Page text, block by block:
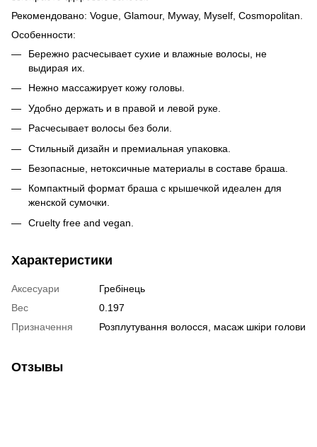
Рекомендовано: Vogue, Glamour, Myway, Myself, Cosmopolitan.
Особенности:
Бережно расчесывает сухие и влажные волосы, не
выдирая их.
Нежно массажирует кожу головы.
Удобно держать и в правой и левой руке.
Расчесывает волосы без боли.
Стильный дизайн и премиальная упаковка.
Безопасные, нетоксичные материалы в составе браша.
Компактный формат браша с крышечкой идеален для
женской сумочки.
Cruelty free and vegan.
Характеристики
Аксесуари
Гребінець
Вес
0.197
Призначення
Розплутування волосся, масаж шкіри голови
Отзывы